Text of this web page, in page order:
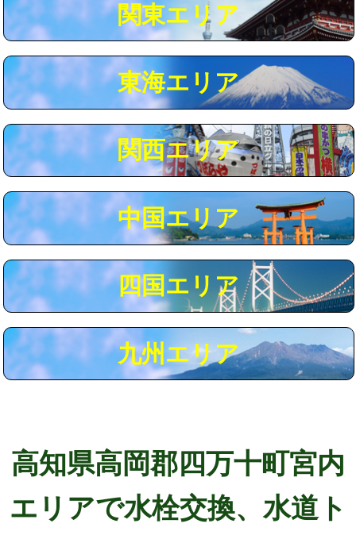
マス交換（深さ50㎝以上） 66,000円
コンクリート斫り（厚さ10㎝まで） 27,500円
コンクリート斫り（厚さ10㎝超え） 38,500円
モルタル補修（厚さ10㎝まで） 27,500円
モルタル補修（厚さ10㎝超え） 38,500円
追加人工 16,500円
現場見積
※給水管工事は20mmまでの価格です。
関東エリア
東海エリア
関西エリア
中国エリア
四国エリア
九州エリア
高知県高岡郡四万十町宮内
エリアで水栓交換、水道ト